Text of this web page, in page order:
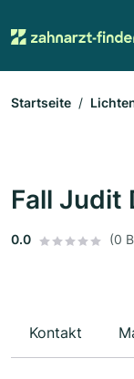
Startseite
Fall Judit
0.0 (0
Kontakt